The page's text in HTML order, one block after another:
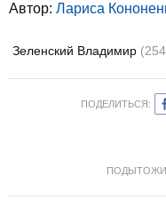
Автор: Лариса
Зеленский Владимир
ПОДЕЛИТЬСЯ: